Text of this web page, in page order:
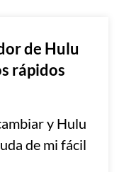
de Hulu
rápidos
y Hulu
de mi fácil